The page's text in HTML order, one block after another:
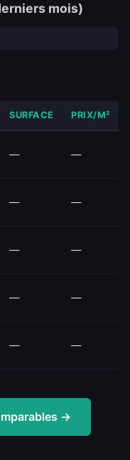
mois)
SURFACE PRIX/M²
— —
— —
— —
— —
— —
→